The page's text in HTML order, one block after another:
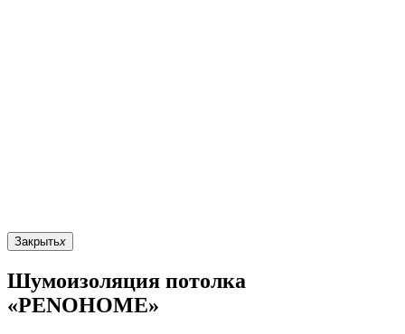
Закрытьx
Шумоизоляция потолка
«PENOHOME»